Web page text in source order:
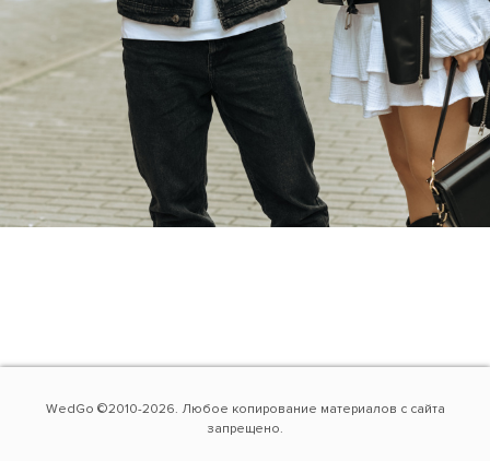
WedGo ©2010-2026. Любое копирование материалов с сайта
запрещено.